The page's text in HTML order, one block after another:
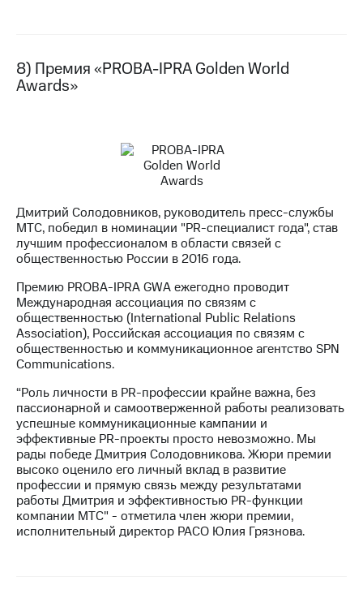
8) Премия «PROBA-IPRA Golden World
Awards»
Дмитрий Солодовников, руководитель пресс-службы
МТС, победил в номинации "PR-специалист года", став
лучшим профессионалом в области связей с
общественностью России в 2016 года.
Премию PROBA-IPRA GWA ежегодно проводит
Международная ассоциация по связям с
общественностью (International Public Relations
Association), Российская ассоциация по связям с
общественностью и коммуникационное агентство SPN
Communications.
“Роль личности в PR-профессии крайне важна, без
пассионарной и самоотверженной работы реализовать
успешные коммуникационные кампании и
эффективные PR-проекты просто невозможно. Мы
рады победе Дмитрия Солодовникова. Жюри премии
высоко оценило его личный вклад в развитие
профессии и прямую связь между результатами
работы Дмитрия и эффективностью PR-функции
компании МТС" - отметила член жюри премии,
исполнительный директор РАСО Юлия Грязнова.